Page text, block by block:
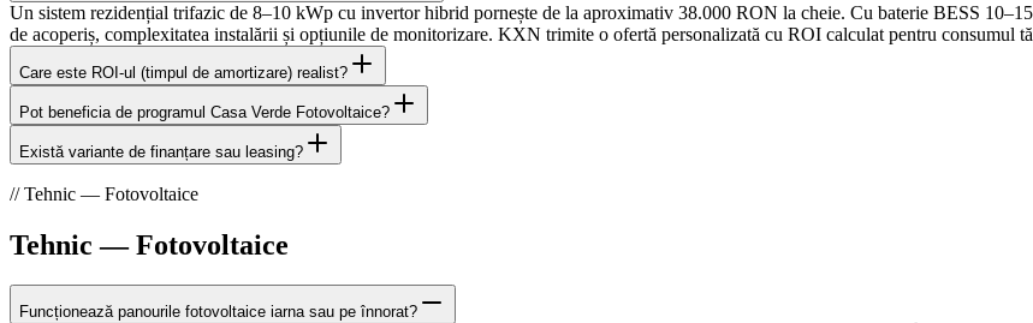
Un sistem rezidențial trifazic de 8–10 kWp cu invertor hibrid pornește de la aproximativ 38.000 RON la cheie. Cu baterie BESS
de acoperiș, complexitatea instalării și opțiunile de monitorizare. KXN trimite o ofertă personalizată cu ROI calculat pentru consumul
Care este ROI-ul (timpul de amortizare) realist?
Pot beneficia de programul Casa Verde Fotovoltaice?
Există variante de finanțare sau leasing?
// Tehnic — Fotovoltaice
Tehnic — Fotovoltaice
Funcționează panourile fotovoltaice iarna sau pe înnorat?